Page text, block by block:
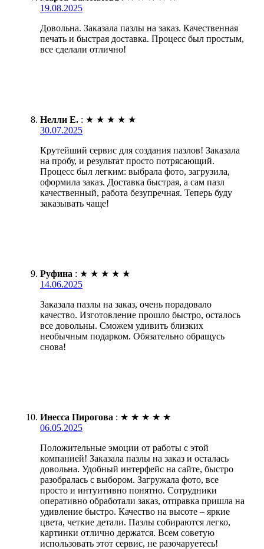
19.08.2025
Довольна. Заказала пазлы на заказ. Качественная
печать и быстрая доставка. Процесс был простым,
все сделали отлично!
Нелли Е. : ★ ★ ★ ★ ★
30.07.2025
Крутейший сервис для создания пазлов! Заказала
на пробу, и результат просто потрясающий.
Процесс был легким: выбрала фото, загрузила,
оформила заказ. Доставка быстрая, а сам пазл
качественный, работа безупречная. Теперь буду
заказывать чаще!
Руфина : ★ ★ ★ ★ ★
14.06.2025
Заказала пазлы на заказ, очень порадовало
качество. Изготовление прошло быстро, осталось
все довольны. Сможем удивить близких
необычным подарком. Обязательно обращусь
снова!
Инесса Пирогова : ★ ★ ★ ★ ★
06.05.2025
Положительные эмоции от работы с этой
компанией! Заказала пазлы на заказ и осталась
довольна. Удобный интерфейс на сайте, быстро
разобралась с выбором. Загружала фото, все
просто и интуитивно понятно. Сотрудники
оперативно обработали заказ, отправка пришла на
удивление быстро. Качество на высоте – яркие
цвета, четкие детали. Пазлы собираются легко,
картинки отлично держатся. Всем советую
использовать этот сервис, не разочаруетесь!